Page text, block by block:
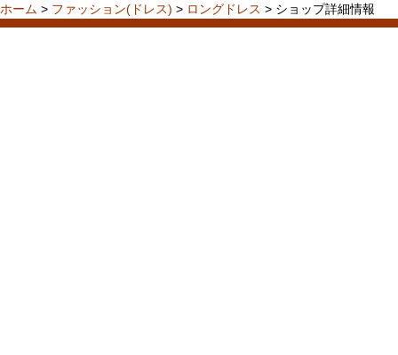
ホーム > ファッション(ドレス) > ロングドレス > ショップ詳細情報